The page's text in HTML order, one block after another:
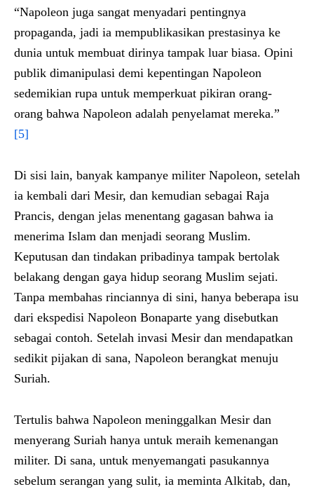
“Napoleon juga sangat menyadari pentingnya
propaganda, jadi ia mempublikasikan prestasinya ke
dunia untuk membuat dirinya tampak luar biasa. Opini
publik dimanipulasi demi kepentingan Napoleon
sedemikian rupa untuk memperkuat pikiran orang-
orang bahwa Napoleon adalah penyelamat mereka.”
[5]
Di sisi lain, banyak kampanye militer Napoleon, setelah
ia kembali dari Mesir, dan kemudian sebagai Raja
Prancis, dengan jelas menentang gagasan bahwa ia
menerima Islam dan menjadi seorang Muslim.
Keputusan dan tindakan pribadinya tampak bertolak
belakang dengan gaya hidup seorang Muslim sejati.
Tanpa membahas rinciannya di sini, hanya beberapa isu
dari ekspedisi Napoleon Bonaparte yang disebutkan
sebagai contoh. Setelah invasi Mesir dan mendapatkan
sedikit pijakan di sana, Napoleon berangkat menuju
Suriah.
Tertulis bahwa Napoleon meninggalkan Mesir dan
menyerang Suriah hanya untuk meraih kemenangan
militer. Di sana, untuk menyemangati pasukannya
sebelum serangan yang sulit, ia meminta Alkitab, dan,